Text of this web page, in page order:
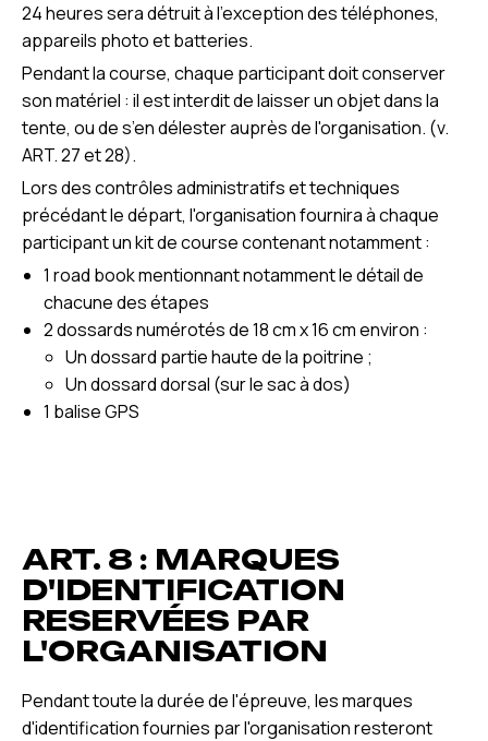
24 heures sera détruit à l’exception des téléphones,
appareils photo et batteries.
Pendant la course, chaque participant doit conserver
son matériel : il est interdit de laisser un objet dans la
tente, ou de s’en délester auprès de l'organisation. (v.
ART. 27 et 28).
Lors des contrôles administratifs et techniques
précédant le départ, l'organisation fournira à chaque
participant un kit de course contenant notamment :
1 road book mentionnant notamment le détail de
chacune des étapes
2 dossards numérotés de 18 cm x 16 cm environ :
Un dossard partie haute de la poitrine ;
Un dossard dorsal (sur le sac à dos)
1 balise GPS
ART. 8 : MARQUES
D'IDENTIFICATION
RESERVÉES PAR
L'ORGANISATION
Pendant toute la durée de l'épreuve, les marques
d'identification fournies par l'organisation resteront